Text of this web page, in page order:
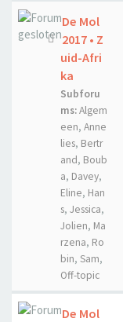
De Mol
2017 • Z
uid-Afri
ka
Subforu
ms:Algem
een, Anne
lies, Bertr
and, Boub
a, Davey,
Eline, Han
s, Jessica,
Jolien, Ma
rzena, Ro
bin, Sam,
Off-topic
De Mol